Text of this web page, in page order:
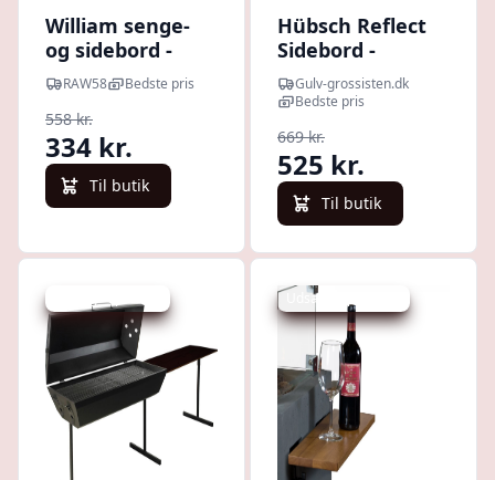
William senge-
og sidebord -
Grøn/hvid kurv
RAW58 Bedste pris
558 kr.
334 kr.
Til butik
Hübsch Reflect
Sidebord -
Messingfarve
Gulv-grossisten.dk
Bedste pris
669 kr.
525 kr.
Til butik
Udsalg - spar 7 % Udsalg - spar 25 %